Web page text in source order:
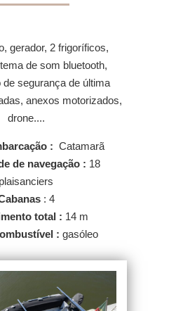
gerador, 2 frigoríficos,
de som bluetooth,
de segurança de última
anexos motorizados,
drone....
: Catamarã
de navegação : 18
plaisanciers
: 4
total : 14 m
: gasóleo